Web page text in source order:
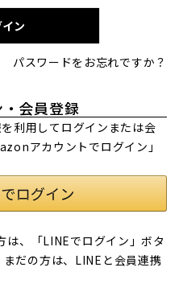
ン
パスワードをお忘れですか？
会員登録
利用してログインまたは会
アカウントでログイン」
は、「LINEでログイン」ボタ
だの方は、 LINEと会員連携